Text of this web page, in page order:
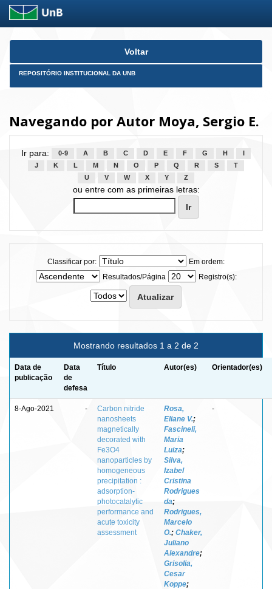
Skip
Voltar
REPOSITÓRIO INSTITUCIONAL DA UNB
Navegando por Autor Moya, Sergio E.
Ir para: 0-9 A B C D E F G H
J
K L M N O P Q R S
T
U
V W X Y Z
ou entre com as primeiras letras:
Classificar por:
Em ordem:
Resultados/Página
Registro(s):
Mostrando resultados 1 a 2 de 2
Data de
publicação
Data
de
defesa
Título Autor(es) Orientador(es)
8-Ago-2021 -
Carbon nitride
nanosheets
magnetically
decorated with
Fe3O4
nanoparticles by
homogeneous
precipitation :
adsorption-
photocatalytic
performance and
acute toxicity
assessment
Rosa,
Eliane V.;
Fascineli,
Maria
Luiza;
Silva,
Izabel
Cristina
Rodrigues
da;
Rodrigues,
Marcelo
O.; Chaker,
Juliano
Alexandre;
Grisolia,
Cesar
Koppe;
-